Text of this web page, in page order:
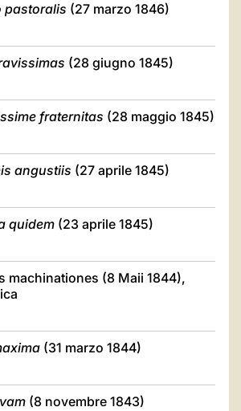
pastoralis (27 marzo 1846)
(28 giugno 1845)
fraternitas (28 maggio 1845)
angustiis (27 aprile 1845)
quidem (23 aprile 1845)
machinationes (8 Maii 1844),
(31 marzo 1844)
(8 novembre 1843)